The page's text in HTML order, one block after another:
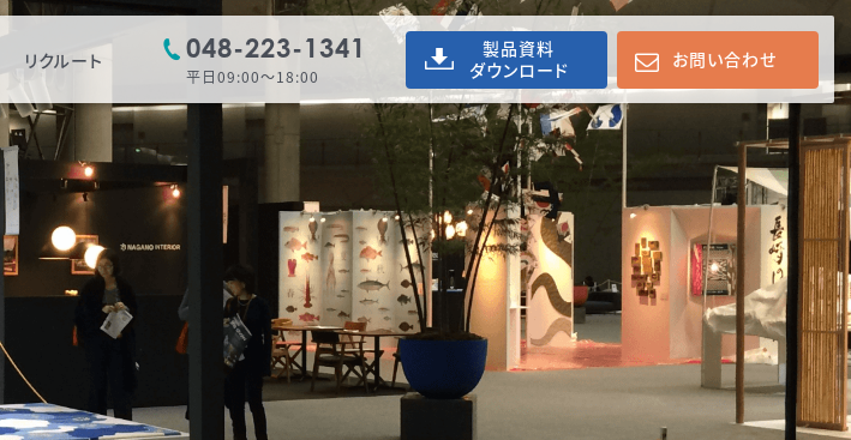
リクルート 048-223-1341
平日09:00〜18:00
製品資料
ダウンロード
お問い合わせ